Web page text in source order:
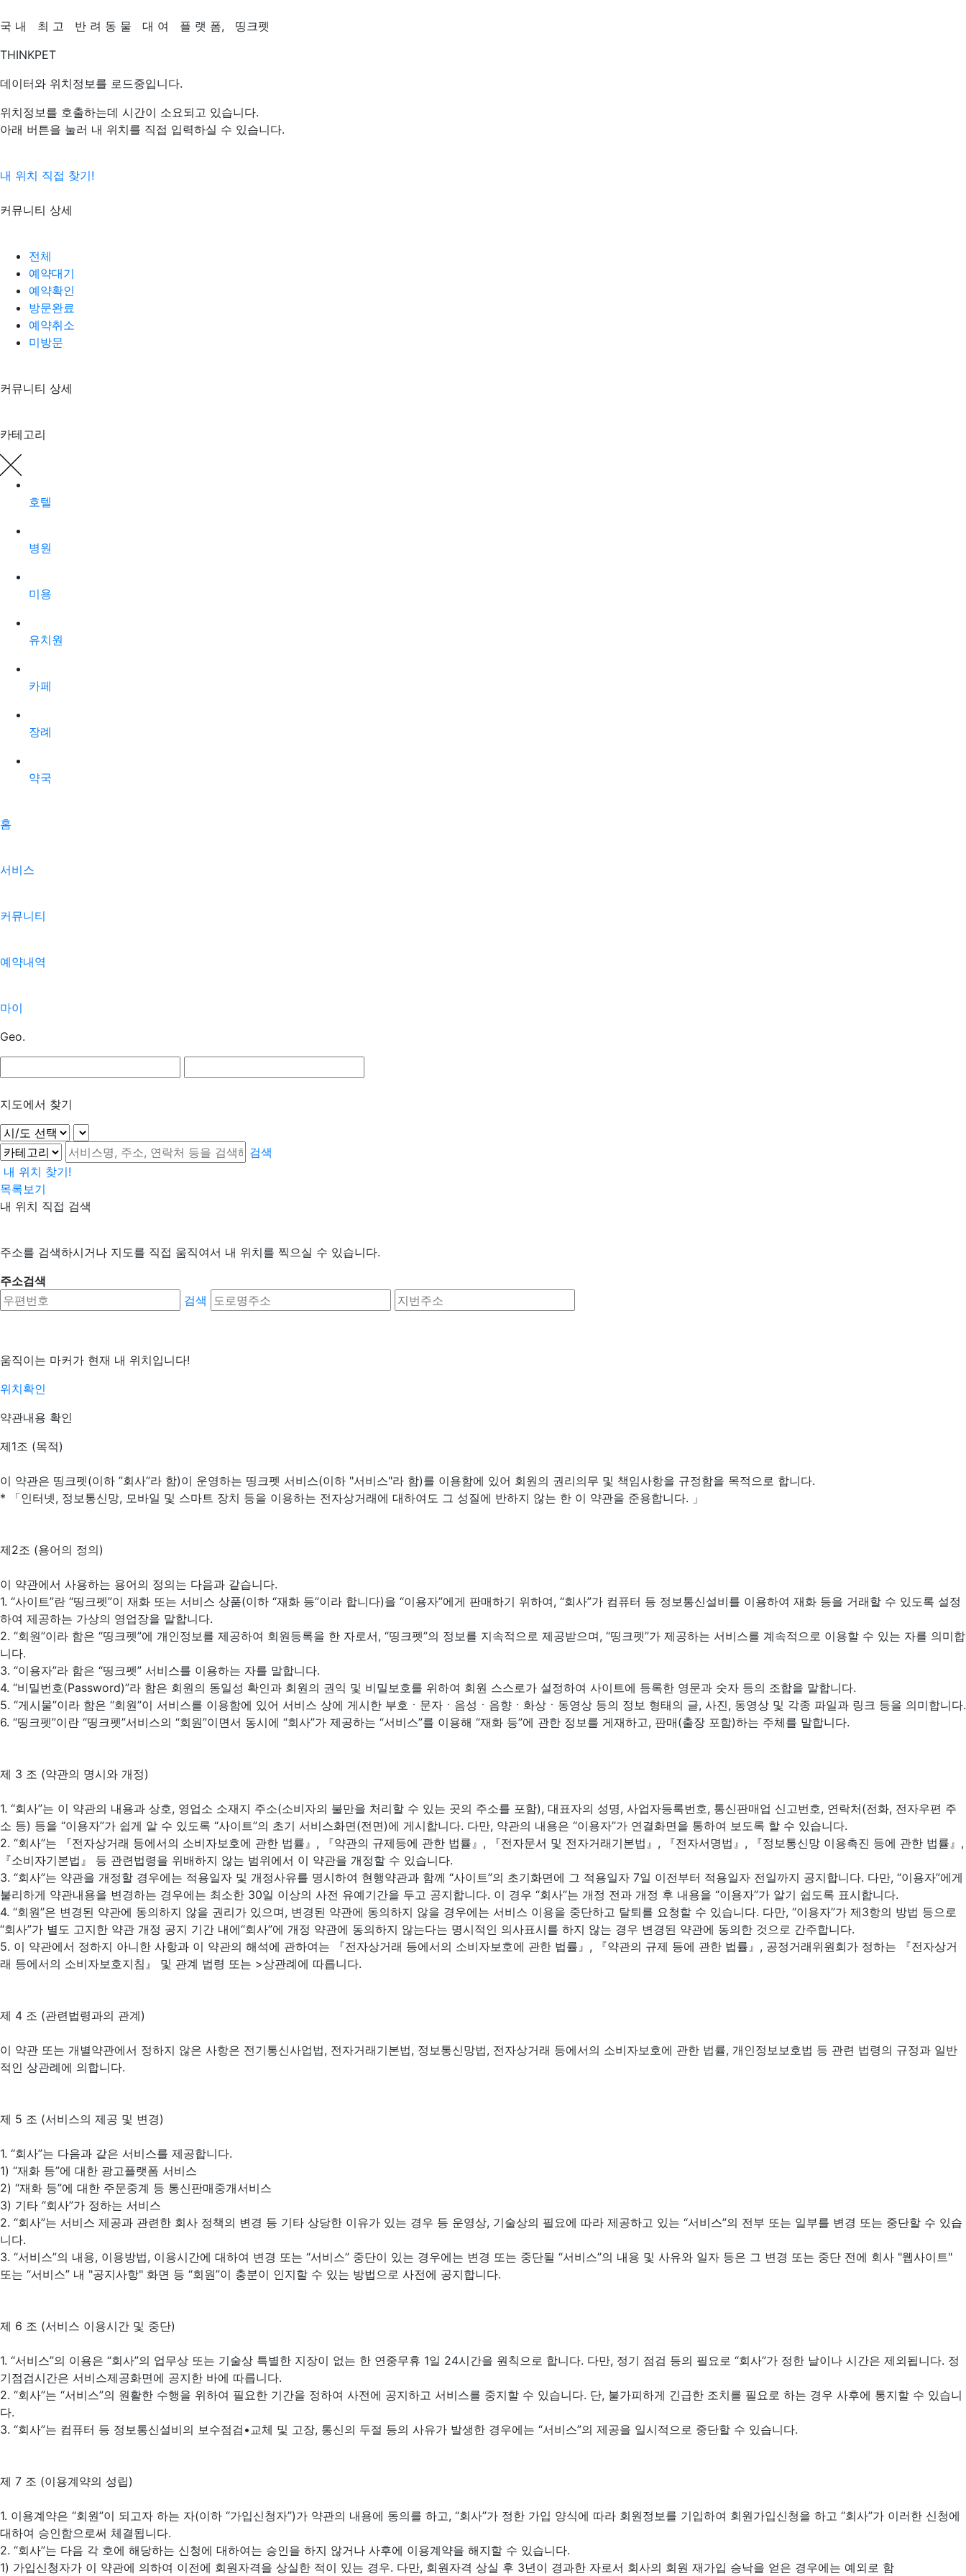
국 내 최 고 반 려 동 물 대 여 플 랫 폼,
띵크펫
THINKPET
데이터와 위치정보를 로드중입니다.
위치정보를 호출하는데 시간이 소요되고 있습니다.
아래 버튼을 눌러 내 위치를 직접 입력하실 수 있습니다.
내 위치 직접 찾기!
커뮤니티 상세
전체
예약대기
예약확인
방문완료
예약취소
미방문
커뮤니티 상세
카테고리
호텔
병원
미용
유치원
카페
장례
약국
홈
서비스
커뮤니티
예약내역
마이
Geo.
지도에서 찾기
검색
내 위치 찾기!
목록보기
내 위치 직접 검색
주소를 검색하시거나 지도를 직접 움직여서 내 위치를 찍으실 수 있습니다.
주소검색
검색
움직이는 마커가 현재 내 위치입니다!
위치확인
약관내용 확인
제1조 (목적)
이 약관은 띵크펫(이하 ”회사”라 함)이 운영하는 띵크펫 서비스(이하 "서비스"라 함)를 이용함에 있어 회원의 권리의무 및 책임사항을 규정함을 목적으로 합니다.
* 「인터넷, 정보통신망, 모바일 및 스마트 장치 등을 이용하는 전자상거래에 대하여도 그 성질에 반하지 않는 한 이 약관을 준용합니다. 」
제2조 (용어의 정의)
이 약관에서 사용하는 용어의 정의는 다음과 같습니다.
1. “사이트”란 “띵크펫”이 재화 또는 서비스 상품(이하 “재화 등”이라 합니다)을 “이용자”에게 판매하기 위하여, “회사”가 컴퓨터 등 정보통신설비를 이용하여 재화 등을 거래할 수 있도록 설정
하여 제공하는 가상의 영업장을 말합니다.
2. “회원”이라 함은 “띵크펫”에 개인정보를 제공하여 회원등록을 한 자로서, “띵크펫”의 정보를 지속적으로 제공받으며, “띵크펫”가 제공하는 서비스를 계속적으로 이용할 수 있는 자를 의미합
니다.
3. “이용자”라 함은 “띵크펫” 서비스를 이용하는 자를 말합니다.
4. “비밀번호(Password)”라 함은 회원의 동일성 확인과 회원의 권익 및 비밀보호를 위하여 회원 스스로가 설정하여 사이트에 등록한 영문과 숫자 등의 조합을 말합니다.
5. “게시물”이라 함은 “회원”이 서비스를 이용함에 있어 서비스 상에 게시한 부호ㆍ문자ㆍ음성ㆍ음향ㆍ화상ㆍ동영상 등의 정보 형태의 글, 사진, 동영상 및 각종 파일과 링크 등을 의미합니다.
6. “띵크펫”이란 “띵크펫”서비스의 “회원”이면서 동시에 “회사”가 제공하는 “서비스”를 이용해 “재화 등”에 관한 정보를 게재하고, 판매(출장 포함)하는 주체를 말합니다.
제 3 조 (약관의 명시와 개정)
1. “회사”는 이 약관의 내용과 상호, 영업소 소재지 주소(소비자의 불만을 처리할 수 있는 곳의 주소를 포함), 대표자의 성명, 사업자등록번호, 통신판매업 신고번호, 연락처(전화, 전자우편 주
소 등) 등을 “이용자”가 쉽게 알 수 있도록 “사이트”의 초기 서비스화면(전면)에 게시합니다. 다만, 약관의 내용은 “이용자”가 연결화면을 통하여 보도록 할 수 있습니다.
2. “회사”는 『전자상거래 등에서의 소비자보호에 관한 법률』, 『약관의 규제등에 관한 법률』, 『전자문서 및 전자거래기본법』, 『전자서명법』, 『정보통신망 이용촉진 등에 관한 법률』,
『소비자기본법』 등 관련법령을 위배하지 않는 범위에서 이 약관을 개정할 수 있습니다.
3. “회사”는 약관을 개정할 경우에는 적용일자 및 개정사유를 명시하여 현행약관과 함께 “사이트”의 초기화면에 그 적용일자 7일 이전부터 적용일자 전일까지 공지합니다. 다만, “이용자”에게
불리하게 약관내용을 변경하는 경우에는 최소한 30일 이상의 사전 유예기간을 두고 공지합니다. 이 경우 “회사”는 개정 전과 개정 후 내용을 “이용자”가 알기 쉽도록 표시합니다.
4. “회원”은 변경된 약관에 동의하지 않을 권리가 있으며, 변경된 약관에 동의하지 않을 경우에는 서비스 이용을 중단하고 탈퇴를 요청할 수 있습니다. 다만, “이용자”가 제3항의 방법 등으로
“회사”가 별도 고지한 약관 개정 공지 기간 내에“회사”에 개정 약관에 동의하지 않는다는 명시적인 의사표시를 하지 않는 경우 변경된 약관에 동의한 것으로 간주합니다.
5. 이 약관에서 정하지 아니한 사항과 이 약관의 해석에 관하여는 『전자상거래 등에서의 소비자보호에 관한 법률』, 『약관의 규제 등에 관한 법률』, 공정거래위원회가 정하는 『전자상거
래 등에서의 소비자보호지침』 및 관계 법령 또는 >상관례에 따릅니다.
제 4 조 (관련법령과의 관계)
이 약관 또는 개별약관에서 정하지 않은 사항은 전기통신사업법, 전자거래기본법, 정보통신망법, 전자상거래 등에서의 소비자보호에 관한 법률, 개인정보보호법 등 관련 법령의 규정과 일반
적인 상관례에 의합니다.
제 5 조 (서비스의 제공 및 변경)
1. “회사”는 다음과 같은 서비스를 제공합니다.
1) “재화 등”에 대한 광고플랫폼 서비스
2) “재화 등”에 대한 주문중계 등 통신판매중개서비스
3) 기타 “회사”가 정하는 서비스
2. “회사”는 서비스 제공과 관련한 회사 정책의 변경 등 기타 상당한 이유가 있는 경우 등 운영상, 기술상의 필요에 따라 제공하고 있는 “서비스”의 전부 또는 일부를 변경 또는 중단할 수 있습
니다.
3. “서비스”의 내용, 이용방법, 이용시간에 대하여 변경 또는 “서비스” 중단이 있는 경우에는 변경 또는 중단될 “서비스”의 내용 및 사유와 일자 등은 그 변경 또는 중단 전에 회사 "웹사이트"
또는 “서비스” 내 "공지사항" 화면 등 “회원”이 충분이 인지할 수 있는 방법으로 사전에 공지합니다.
제 6 조 (서비스 이용시간 및 중단)
1. “서비스”의 이용은 “회사”의 업무상 또는 기술상 특별한 지장이 없는 한 연중무휴 1일 24시간을 원칙으로 합니다. 다만, 정기 점검 등의 필요로 “회사”가 정한 날이나 시간은 제외됩니다. 정
기점검시간은 서비스제공화면에 공지한 바에 따릅니다.
2. “회사”는 “서비스”의 원활한 수행을 위하여 필요한 기간을 정하여 사전에 공지하고 서비스를 중지할 수 있습니다. 단, 불가피하게 긴급한 조치를 필요로 하는 경우 사후에 통지할 수 있습니
다.
3. “회사”는 컴퓨터 등 정보통신설비의 보수점검•교체 및 고장, 통신의 두절 등의 사유가 발생한 경우에는 “서비스”의 제공을 일시적으로 중단할 수 있습니다.
제 7 조 (이용계약의 성립)
1. 이용계약은 “회원”이 되고자 하는 자(이하 “가입신청자”)가 약관의 내용에 동의를 하고, “회사”가 정한 가입 양식에 따라 회원정보를 기입하여 회원가입신청을 하고 “회사”가 이러한 신청에
대하여 승인함으로써 체결됩니다.
2. “회사”는 다음 각 호에 해당하는 신청에 대하여는 승인을 하지 않거나 사후에 이용계약을 해지할 수 있습니다.
1) 가입신청자가 이 약관에 의하여 이전에 회원자격을 상실한 적이 있는 경우. 다만, 회원자격 상실 후 3년이 경과한 자로서 회사의 회원 재가입 승낙을 얻은 경우에는 예외로 함